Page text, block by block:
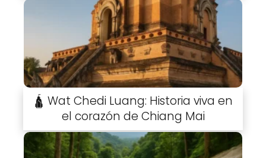
🛕 Wat Chedi Luang: Historia viva en
el corazón de Chiang Mai